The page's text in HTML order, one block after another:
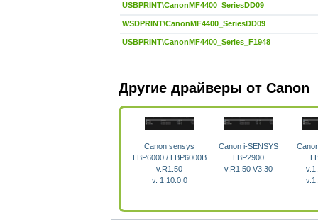
USBPRINT\CanonMF4400_SeriesDD09
WSDPRINT\CanonMF4400_SeriesDD09
USBPRINT\CanonMF4400_Series_F1948
Другие драйверы от Canon
Canon sensys
LBP6000 / LBP6000B
v.R1.50
v. 1.10.0.0
Canon i-SENSYS
LBP2900
v.R1.50 V3.30